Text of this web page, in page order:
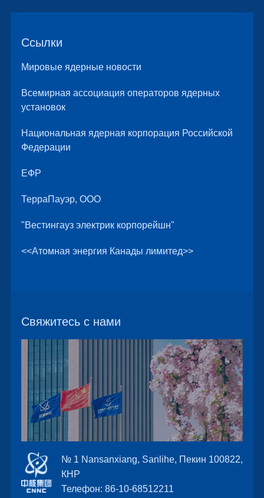
Ссылки
Мировые ядерные новости
Всемирная ассоциация операторов ядерных
установок
Национальная ядерная корпорация Российской
Федерации
ЕФР
ТерраПауэр, ООО
"Вестингауз электрик корпорейшн"
<<Атомная энергия Канады лимитед>>
Свяжитесь с нами
№ 1 Nansanxiang, Sanlihe, Пекин 100822,
КНР
Телефон: 86-10-68512211